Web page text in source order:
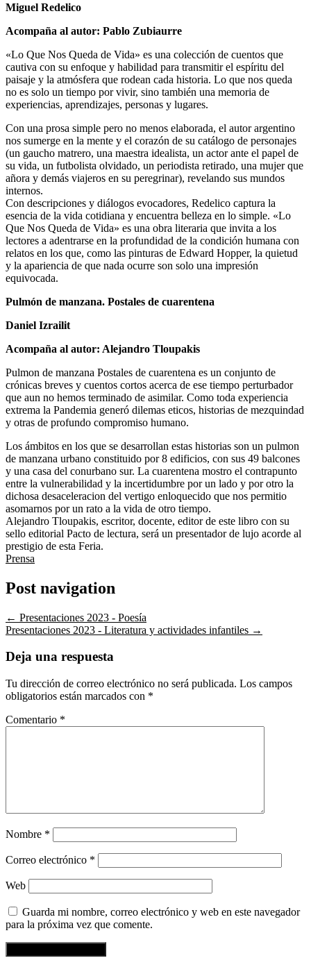
Miguel Redelico
Acompaña al autor: Pablo Zubiaurre
«Lo Que Nos Queda de Vida» es una colección de cuentos que
cautiva con su enfoque y habilidad para transmitir el espíritu del
paisaje y la atmósfera que rodean cada historia. Lo que nos queda
no es solo un tiempo por vivir, sino también una memoria de
experiencias, aprendizajes, personas y lugares.
Con una prosa simple pero no menos elaborada, el autor argentino
nos sumerge en la mente y el corazón de su catálogo de personajes
(un gaucho matrero, una maestra idealista, un actor ante el papel de
su vida, un futbolista olvidado, un periodista retirado, una mujer que
añora y demás viajeros en su peregrinar), revelando sus mundos
internos.
Con descripciones y diálogos evocadores, Redelico captura la
esencia de la vida cotidiana y encuentra belleza en lo simple. «Lo
Que Nos Queda de Vida» es una obra literaria que invita a los
lectores a adentrarse en la profundidad de la condición humana con
relatos en los que, como las pinturas de Edward Hopper, la quietud
y la apariencia de que nada ocurre son solo una impresión
equivocada.
Pulmón de manzana. Postales de cuarentena
Daniel Izrailit
Acompaña al autor: Alejandro Tloupakis
Pulmon de manzana Postales de cuarentena es un conjunto de
crónicas breves y cuentos cortos acerca de ese tiempo perturbador
que aun no hemos terminado de asimilar. Como toda experiencia
extrema la Pandemia generó dilemas eticos, historias de mezquindad
y otras de profundo compromiso humano.
Los ámbitos en los que se desarrollan estas historias son un pulmon
de manzana urbano constituido por 8 edificios, con sus 49 balcones
y una casa del conurbano sur. La cuarentena mostro el contrapunto
entre la vulnerabilidad y la incertidumbre por un lado y por otro la
dichosa desaceleracion del vertigo enloquecido que nos permitio
asomarnos por un rato a la vida de otro tiempo.
Alejandro Tloupakis, escritor, docente, editor de este libro con su
sello editorial Pacto de lectura, será un presentador de lujo acorde al
prestigio de esta Feria.
Prensa
Post navigation
← Presentaciones 2023 - Poesía
Presentaciones 2023 - Literatura y actividades infantiles →
Deja una respuesta
Tu dirección de correo electrónico no será publicada. Los campos
obligatorios están marcados con *
Comentario *
Nombre *
Correo electrónico *
Web
Guarda mi nombre, correo electrónico y web en este navegador
para la próxima vez que comente.